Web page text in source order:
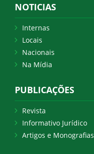
NOTICIAS
Internas
Locais
Nacionais
Na Mídia
PUBLICAÇÕES
Revista
Informativo Jurídico
Artigos e Monografias